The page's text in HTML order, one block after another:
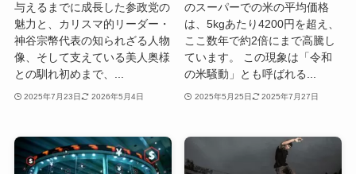
与えるまでに成長した参政党の
魅力と、カリスマ的リーダー・
神谷宗幣代表の知られざる人物
像、そして支えている美人奥様
との馴れ初めまで、...
2025年7月23日 2026年5月4日
のスーパーでの米の平均価格
は、5kgあたり4200円を超え、
ここ数年で約2倍にまで高騰し
ています。 この現象は「令和
の米騒動」とも呼ばれる...
2025年5月25日 2025年7月27日